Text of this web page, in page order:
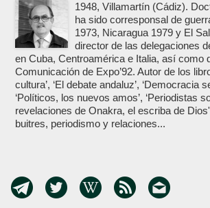
1948, Villamartín (Cádiz).
ha sido corresponsal de
1973, Nicaragua 1979 y El
director de las delegaciones
en Cuba, Centroamérica e Italia, así como
Comunicación de Expo’92. Autor de los
cultura’, ‘El debate andaluz’, ‘Democracia
‘Políticos, los nuevos amos’, ‘Periodistas
revelaciones de Onakra, el escriba de
buitres, periodismo y relaciones...